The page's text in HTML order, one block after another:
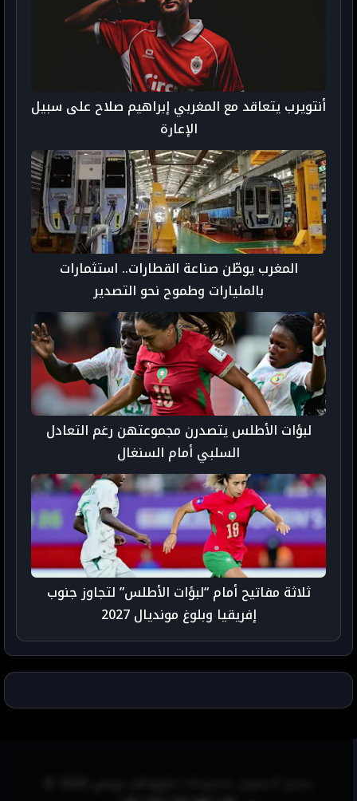
أنتويرب يتعاقد مع المغربي إبراهيم صلاح على سبيل
الإعارة
المغرب يوطّن صناعة القطارات.. استثمارات
بالمليارات وطموح نحو التصدير
لبؤات الأطلس يتصدرن مجموعتهن رغم التعادل
السلبي أمام السنغال
ثلاثة مفاتيح أمام “لبؤات الأطلس” لتجاوز جنوب
إفريقيا وبلوغ مونديال 2027